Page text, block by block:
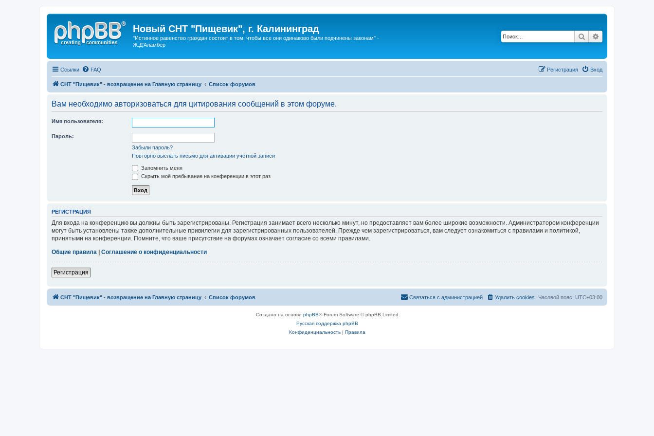
Новый СНТ "Пищевик", г. Калининград
"Истинное равенство граждан состоит в том, чтобы все они одинаково были подчинены законам" -
Ж.Д'Аламбер
Поиск
Ссылки FAQ Вход
Регистрация
СНТ "Пищевик" - возвращение на Главную страницу Список форумов
Вам необходимо авторизоваться для цитирования сообщений в этом форуме.
Имя пользователя:
Пароль:
Забыли пароль?
Повторно выслать письмо для активации учётной записи
Запомнить меня
Скрыть моё пребывание на конференции в этот раз
РЕГИСТРАЦИЯ
Для входа на конференцию вы должны быть зарегистрированы. Регистрация занимает всего несколько минут, но предоставляет вам более широкие возможности. Администратором конференции
могут быть установлены также дополнительные привилегии для зарегистрированных пользователей. Прежде чем зарегистрироваться, вам следует ознакомиться с правилами и политикой,
принятыми на конференции. Помните, что ваше присутствие на форумах означает согласие со всеми правилами.
Общие правила
Соглашение о конфиденциальности
Регистрация
СНТ "Пищевик" - возвращение на Главную страницу Список форумов Часовой пояс: UTC+03:00
Удалить cookies
Связаться с администрацией
Создано на основе phpBB® Forum Software © phpBB Limited
Русская поддержка phpBB
Конфиденциальность| Правила